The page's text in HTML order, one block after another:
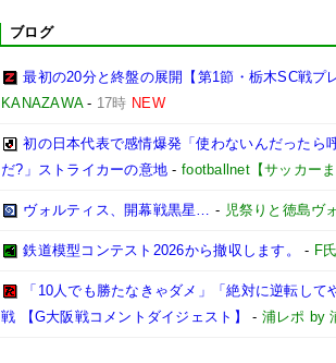
ブログ
最初の20分と終盤の展開【第1節・栃木SC戦プ
KANAZAWA- 17時 NEW
初の日本代表で感情爆発「使わないんだった
だ?」ストライカーの意地 -footballnet【サッカー
ヴォルティス、開幕戦黒星… - 児祭りと徳島ヴ
鉄道模型コンテスト2026から撤収します。 - F
「10人でも勝たなきゃダメ」「絶対に逆転し
戦 【G大阪戦コメントダイジェスト】
- 浦レポ by